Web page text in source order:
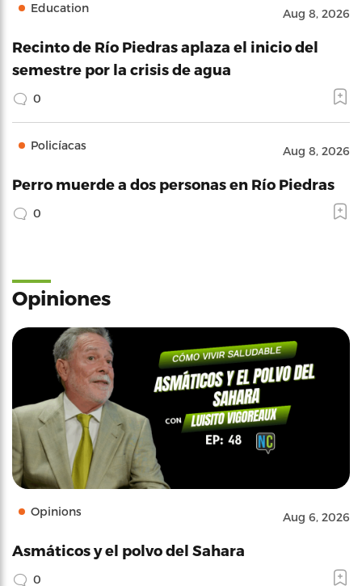
Education Aug 8, 2026
Recinto de Río Piedras aplaza el inicio del
semestre por la crisis de agua
0
Policíacas Aug 8, 2026
Perro muerde a dos personas en Río Piedras
0
Opiniones
Opinions Aug 6, 2026
Asmáticos y el polvo del Sahara
0